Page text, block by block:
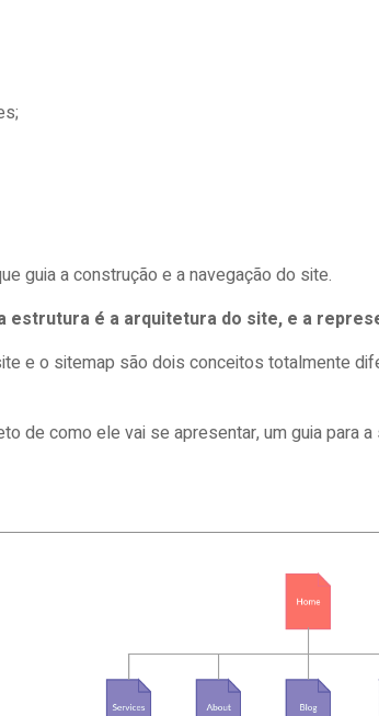
guia a construção e a navegação do site.
estrutura é a arquitetura do site, e a
e o sitemap são dois conceitos totalmente
de como ele vai se apresentar, um guia para